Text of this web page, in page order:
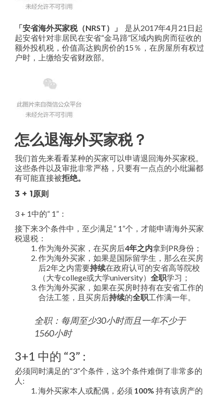
「安省海外买家税（NRST）」
是从2017年4月21日起
起安省针对非居民在安省“金马蹄”区域内购房而征收的
额外投机税，价值高达购房价的15％，在房屋所有权过
户时，上缴给安省财政部。
怎么退海外买家税？
我们首先来看看某种的买家可以申请退回海外买家税。
这些条件以及审批非常严格，只要有一点点的小纰漏都
有可能直接被拒绝。
3 + 1原则
3 + 1中的“ 1”：
接下来3个条件中，至少满足“ 1”个，才能申请海外买家
税退税：
作为海外买家，在买房后4年之内拿到PR身份；
作为海外买家，如果是国际留学生，那么在买房
后2年之内需要持续在政府认可的安省高等院校
（大专college或大学university） 全职学习；
作为海外买家，如果在买房时持有在安省工作的
合法工签，且买房后持续的全职工作满一年。
全职：每周至少30小时而且一年不少于
1560小时
3+1 中的 “3” :
必须同时满足的“3”个条件，这3个条件难倒了非常多的
人:
海外买家本人或配偶，必须 100% 持有该房产的